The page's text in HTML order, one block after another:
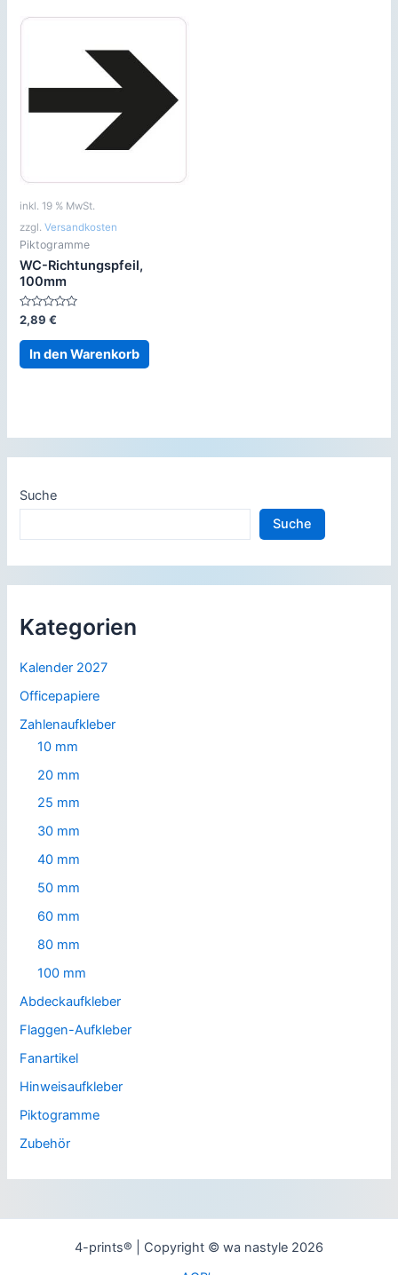
inkl. 19 % MwSt.
zzgl.Versandkosten
Piktogramme
WC-Richtungspfeil,
100mm
Bewertet
mit
0
von
2,89€
In den Warenkorb
Suche
Suche
Kategorien
Kalender 2027
Officepapiere
Zahlenaufkleber
10 mm
20 mm
25 mm
30 mm
40 mm
50 mm
60 mm
80 mm
100 mm
Abdeckaufkleber
Flaggen-Aufkleber
Fanartikel
Hinweisaufkleber
Piktogramme
Zubehör
4-prints® | Copyright © wa nastyle 2026